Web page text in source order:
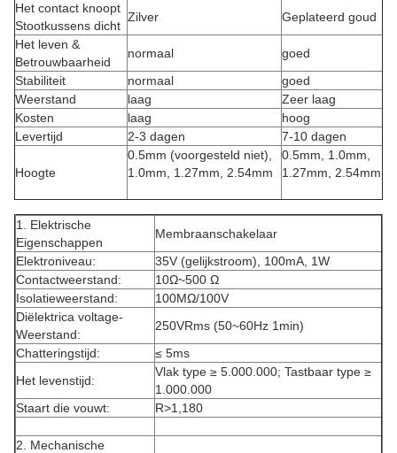
Het contact knoopt
Stootkussens dicht
Zilver
Geplateerd goud
Het leven &
Betrouwbaarheid
normaal
goed
Stabiliteit
normaal
goed
Weerstand
laag
Zeer laag
Kosten
laag
hoog
Levertijd
2-3 dagen 7-10 dagen
Hoogte
0.5mm (voorgesteld niet),
1.0mm, 1.27mm, 2.54mm
0.5mm, 1.0mm,
1.27mm, 2.54mm
1. Elektrische
Eigenschappen
Membraanschakelaar
Elektroniveau:
35V (gelijkstroom), 100mA, 1W
Contactweerstand:
10Ω~500 Ω
Isolatieweerstand:
100MΩ/100V
Diëlektrica voltage-
Weerstand:
250VRms (50~60Hz 1min)
Chatteringstijd:
≤ 5ms
Het levenstijd:
Vlak type ≥ 5.000.000; Tastbaar type ≥
1.000.000
Staart die vouwt:
R>1,180
2. Mechanische